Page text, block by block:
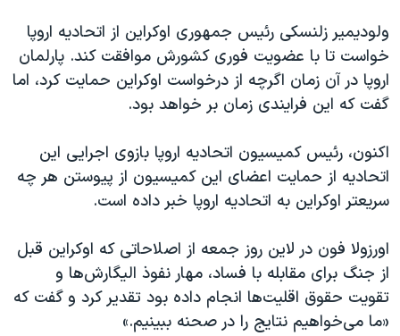
اسرائیل در جنگ
نرگس محمدی برنده جایزه نوبل صلح
همایش محافظه‌کاران آمریکا «سی‌پک»
سفر پرزیدنت ترامپ به چین
ولودیمیر زلنسکی رئیس جمهوری اوکراین از اتحادیه اروپا
خواست تا با عضویت فوری کشورش موافقت کند. پارلمان
اروپا در آن زمان اگرچه از درخواست اوکراین حمایت کرد، اما
گفت که این فرایندی زمان بر خواهد بود.
اکنون، رئیس کمیسیون اتحادیه اروپا بازوی اجرایی این
اتحادیه از حمایت اعضای این کمیسیون از پیوستن هر چه
سریعتر اوکراین به اتحادیه اروپا خبر داده است.
اورزولا فون در لاین روز جمعه از اصلاحاتی که اوکراین قبل
از جنگ برای مقابله با فساد، مهار نفوذ الیگارش‌‌ها و
تقویت حقوق اقلیت‌ها انجام داده بود تقدیر کرد و گفت که
«ما می‌خواهیم نتایج را در صحنه ببینیم.»